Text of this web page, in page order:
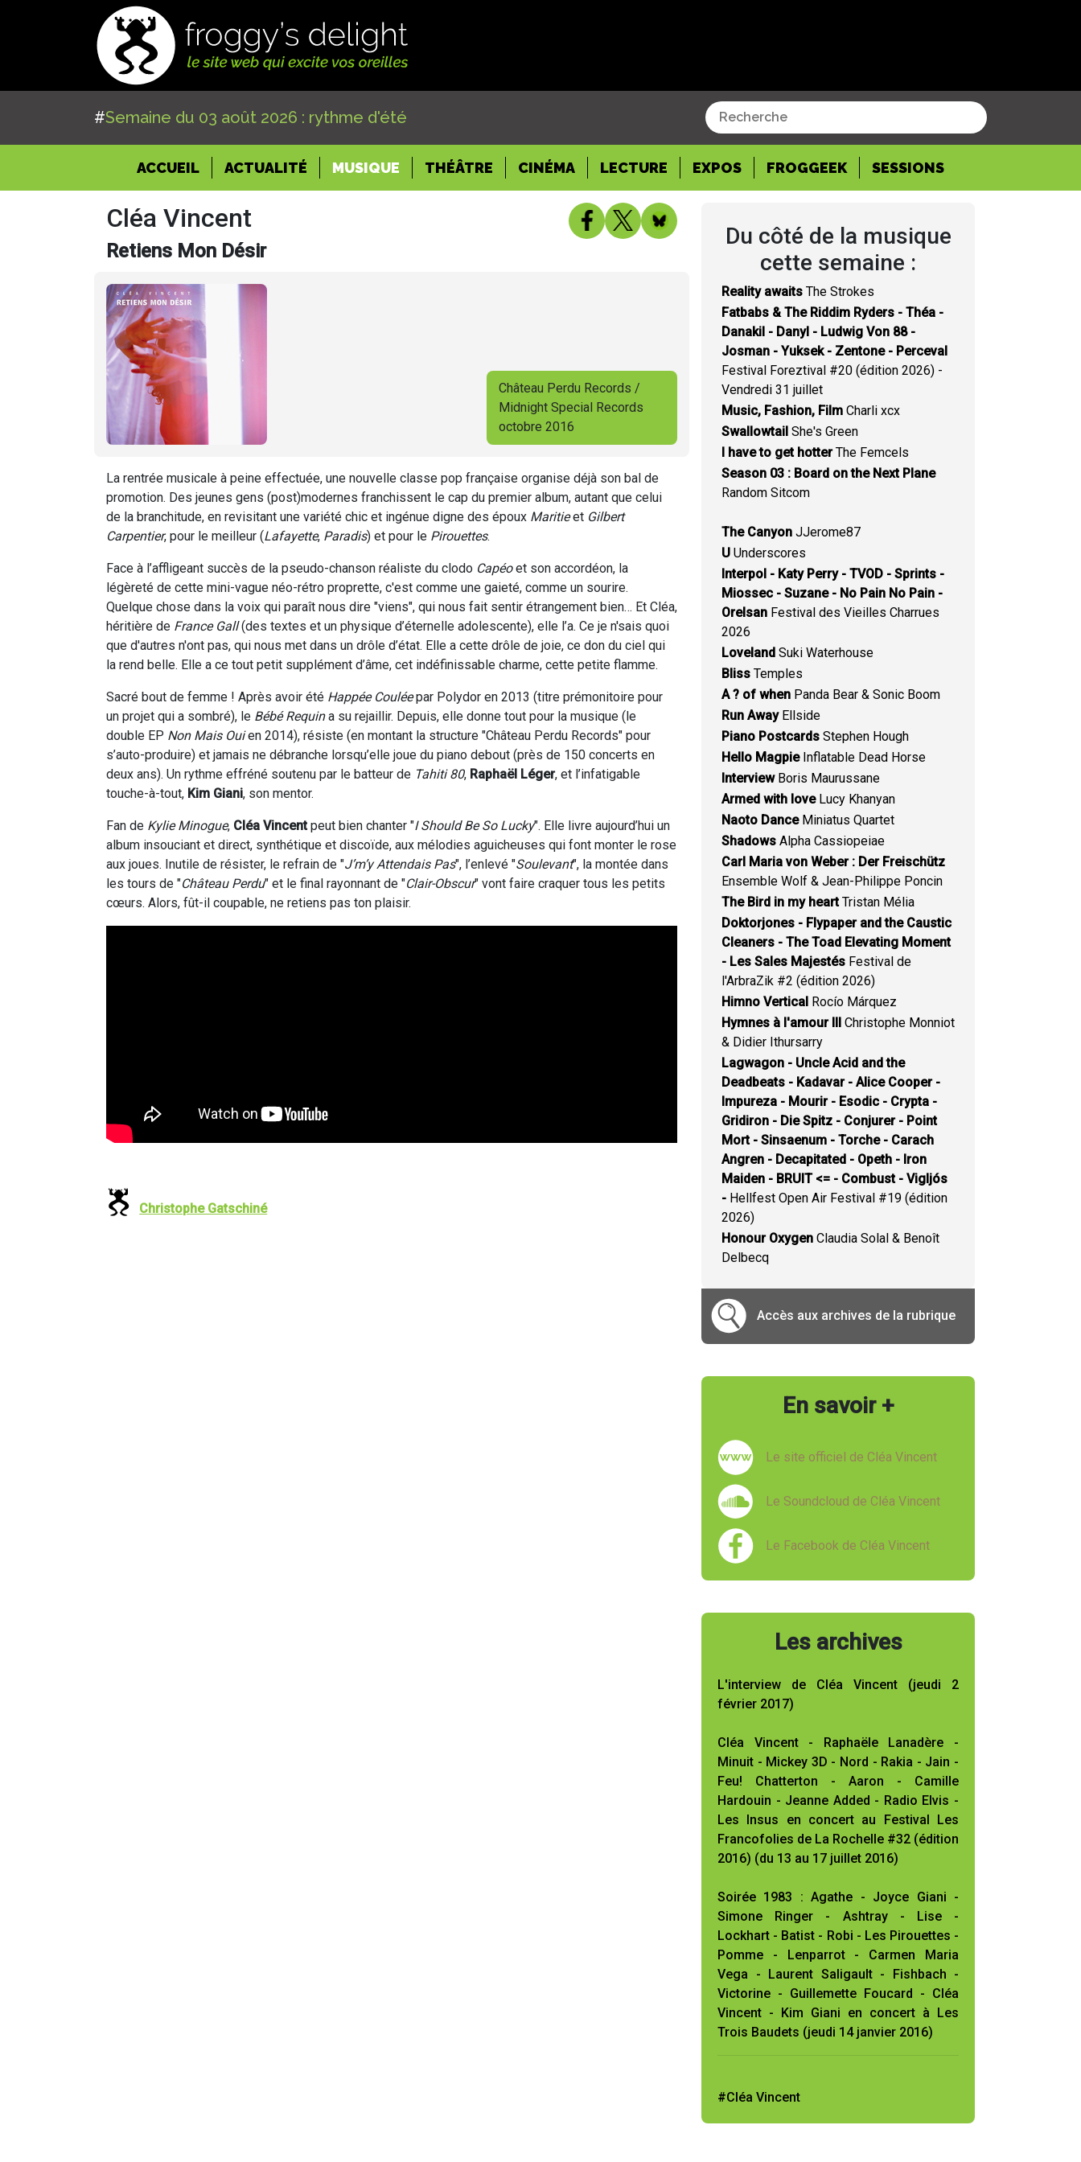
#Semaine du 03 août 2026 : rythme d'été
ACCUEIL(CURRENT)
ACTUALITÉ MUSIQUE THÉÂTRE CINÉMA LECTURE EXPOS FROGGEEK SESSIONS
Cléa Vincent
Retiens Mon Désir
Château Perdu Records /
Midnight Special Records
octobre 2016
La rentrée musicale à peine effectuée, une nouvelle classe pop française organise déjà son bal de
promotion. Des jeunes gens (post)modernes franchissent le cap du premier album, autant que celui
de la branchitude, en revisitant une variété chic et ingénue digne des époux Maritieet Gilbert
Carpentier, pour le meilleur (Lafayette, Paradis) et pour le Pirouettes.
Face à l’affligeant succès de la pseudo-chanson réaliste du clodo Capéoet son accordéon, la
légèreté de cette mini-vague néo-rétro proprette, c'est comme une gaieté, comme un sourire.
Quelque chose dans la voix qui paraît nous dire "viens", qui nous fait sentir étrangement bien… Et Cléa,
héritière de France Gall(des textes et un physique d’éternelle adolescente), elle l’a. Ce je n'sais quoi
que d'autres n'ont pas, qui nous met dans un drôle d’état. Elle a cette drôle de joie, ce don du ciel qui
la rend belle. Elle a ce tout petit supplément d’âme, cet indéfinissable charme, cette petite flamme.
Sacré bout de femme ! Après avoir été Happée Couléepar Polydor en 2013 (titre prémonitoire pour
un projet qui a sombré), le Bébé Requina su rejaillir. Depuis, elle donne tout pour la musique (le
double EP Non Mais Ouien 2014), résiste (en montant la structure "Château Perdu Records" pour
s’auto-produire) et jamais ne débranche lorsqu’elle joue du piano debout (près de 150 concerts en
deux ans). Un rythme effréné soutenu par le batteur de Tahiti 80, Raphaël Léger, et l’infatigable
touche-à-tout, Kim Giani, son mentor.
Fan de Kylie Minogue, Cléa Vincentpeut bien chanter "I Should Be So Lucky". Elle livre aujourd’hui un
album insouciant et direct, synthétique et discoïde, aux mélodies aguicheuses qui font monter le rose
aux joues. Inutile de résister, le refrain de "J’m’y Attendais Pas", l’enlevé "Soulevant", la montée dans
les tours de "Château Perdu" et le final rayonnant de "Clair-Obscur" vont faire craquer tous les petits
cœurs. Alors, fût-il coupable, ne retiens pas ton plaisir.
Christophe Gatschiné
Du côté de la musique
cette semaine :
Reality awaits The Strokes
Fatbabs & The Riddim Ryders - Théa -
Danakil - Danyl - Ludwig Von 88 -
Josman - Yuksek - Zentone - Perceval
Festival Foreztival #20 (édition 2026) -
Vendredi 31 juillet
Music, Fashion, Film Charli xcx
Swallowtail She's Green
I have to get hotterThe Femcels
Season 03 : Board on the Next Plane
Random Sitcom
The Canyon JJerome87
U Underscores
Interpol - Katy Perry - TVOD - Sprints -
Miossec - Suzane - No Pain No Pain -
Orelsan Festival des Vieilles Charrues
2026
Loveland Suki Waterhouse
Bliss Temples
A ? of when Panda Bear & Sonic Boom
Run AwayEllside
Piano Postcards Stephen Hough
Hello MagpieInflatable Dead Horse
InterviewBoris Maurussane
Armed with loveLucy Khanyan
Naoto DanceMiniatus Quartet
Shadows Alpha Cassiopeiae
Carl Maria von Weber : Der Freischütz
Ensemble Wolf & Jean-Philippe Poncin
The Bird in my heartTristan Mélia
Doktorjones - Flypaper and the Caustic
Cleaners - The Toad Elevating Moment
- Les Sales Majestés Festival de
l'ArbraZik #2 (édition 2026)
Himno Vertical Rocío Márquez
Hymnes à l'amour III Christophe Monniot
& Didier Ithursarry
Lagwagon - Uncle Acid and the
Deadbeats - Kadavar - Alice Cooper -
Impureza - Mourir - Esodic - Crypta -
Gridiron - Die Spitz - Conjurer - Point
Mort - Sinsaenum - Torche - Carach
Angren - Decapitated - Opeth - Iron
Maiden - BRUIT <= - Combust - Vigljós
- Hellfest Open Air Festival #19 (édition
2026)
Honour Oxygen Claudia Solal & Benoît
Delbecq
Accès aux archives de la rubrique
En savoir +
Le site officiel de Cléa Vincent
Le Soundcloud de Cléa Vincent
Le Facebook de Cléa Vincent
Les archives
L'interview de Cléa Vincent (jeudi 2
février 2017)
Cléa Vincent - Raphaële Lanadère -
Minuit - Mickey 3D - Nord - Rakia - Jain -
Feu! Chatterton - Aaron - Camille
Hardouin - Jeanne Added - Radio Elvis -
Les Insus en concert au Festival Les
Francofolies de La Rochelle #32 (édition
2016) (du 13 au 17 juillet 2016)
Soirée 1983 : Agathe - Joyce Giani -
Simone Ringer - Ashtray - Lise -
Lockhart - Batist - Robi - Les Pirouettes -
Pomme - Lenparrot - Carmen Maria
Vega - Laurent Saligault - Fishbach -
Victorine - Guillemette Foucard - Cléa
Vincent - Kim Giani en concert à Les
Trois Baudets (jeudi 14 janvier 2016)
#Cléa Vincent